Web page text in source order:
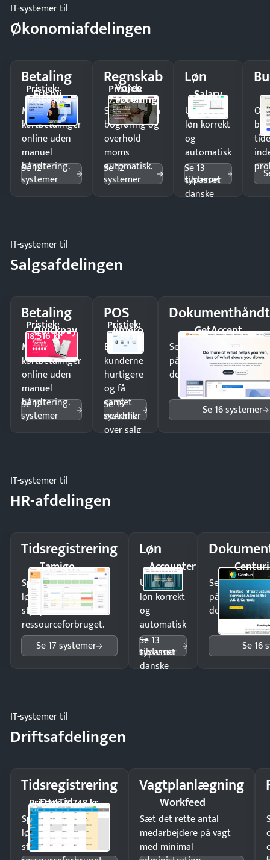
IT-systemer til
Økonomiafdelingen
Betaling
Frisbii
Pristjek:
17.268 kr
Modtag
kortbetalinger
online uden
manuel
håndtering.
Se 12
systemer
Regnskab
Vores
Forening
Pristjek:
7.920 kr
Spar timer på
bogføring og
overhold
moms
automatisk.
Se 12
systemer
Løn
Salary
Udbetal
løn korrekt
og
automatisk
—
tilpasset
danske
Se 13
systemer
IT-systemer til
Salgsafdelingen
Betaling
Quickpay
Pristjek:
18.516 kr
Modtag
kortbetalinger
online uden
manuel
håndtering.
Se 12
systemer
POS
Amero
Pristjek:
4.788 kr
Ekspedér
kunderne
hurtigere
og få
samlet
overblik
over salg
Se 15
systemer
GetAccept
Send kontrakter til
på minutter og mist
dokumenter.
Se 16 systemer
IT-systemer til
HR-afdelingen
Tidsregistrering
Tamigo
Spar tid på
lønberegning og få
styr på
ressourceforbruget.
Se 17 systemer
Løn
Accounter
Udbetal
løn korrekt
og
automatisk
—
tilpasset
danske
Se 13
systemer
Centuri
Send
på minutter
dokumenter.
Se 16
IT-systemer til
Driftsafdelingen
Tidsregistrering
DanTid
Pristjek: 5.748 kr
Spar tid på
lønberegning og få
styr på
Vagtplanlægning
Workfeed
Sæt det rette antal
medarbejdere på vagt
med minimal